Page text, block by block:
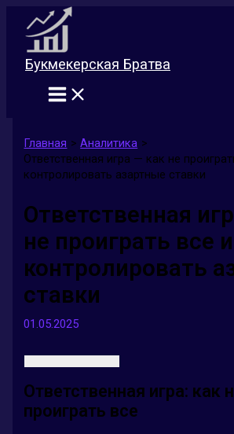
Перейти
содержимому
Букмекерская Братва
Главная
Аналитика
Ответственная игра — как не
контролировать азартные ставки
Ответственная
не проиграть все и
контролировать
ставки
01.05.2025
Ответственная игра: как
проиграть все